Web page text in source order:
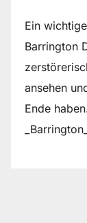
Ein
Barrington
ansehen
Ende